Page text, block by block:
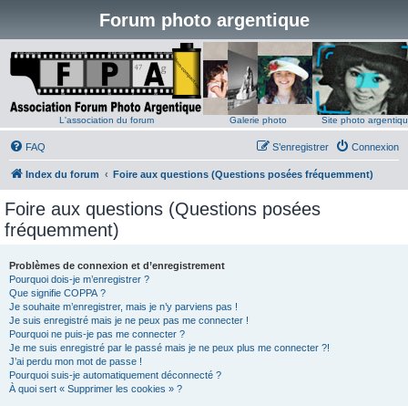
Forum photo argentique
L'association du forum Galerie photo Site photo
FAQ Connexion
S’enregistrer
Index du forum Foire aux questions (Questions posées fréquemment)
Foire aux questions (Questions posées
fréquemment)
Problèmes de connexion et d’enregistrement
Pourquoi dois-je m’enregistrer ?
Que signifie COPPA ?
Je souhaite m’enregistrer, mais je n’y parviens pas !
Je suis enregistré mais je ne peux pas me connecter !
Pourquoi ne puis-je pas me connecter ?
Je me suis enregistré par le passé mais je ne peux plus me connecter ?!
J’ai perdu mon mot de passe !
Pourquoi suis-je automatiquement déconnecté ?
À quoi sert « Supprimer les cookies » ?